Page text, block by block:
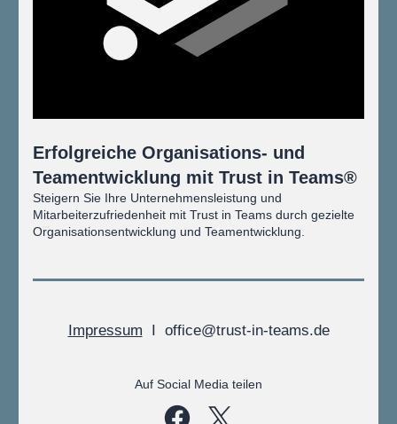
Erfolgreiche Organisations- und
Teamentwicklung mit Trust in Teams®
Steigern Sie Ihre Unternehmensleistung und
Mitarbeiterzufriedenheit mit Trust in Teams durch gezielte
Organisationsentwicklung und Teamentwicklung.
Impressum
  I
office@trust-in-teams.de
Auf Social Media teilen